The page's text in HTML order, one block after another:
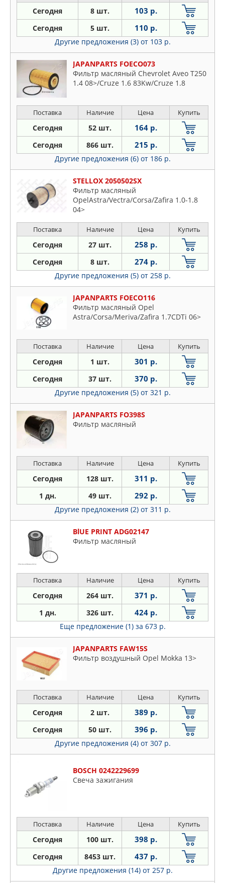
Сегодня 8 шт. 103 р.
Сегодня 5 шт. 110 р.
Другие предложения (3) от 103 р.
JAPANPARTS FOECO073
Фильтр масляный Chevrolet Aveo T250
1.4 08>/Cruze 1.6 83Kw/Cruze 1.8
Поставка Наличие Цена Купить
Сегодня 52 шт. 164 р.
Сегодня 866 шт. 215 р.
Другие предложения (6) от 186 р.
STELLOX 2050502SX
Фильтр масляный
OpelAstra/Vectra/Corsa/Zafira 1.0-1.8
04>
Поставка Наличие Цена Купить
Сегодня 27 шт. 258 р.
Сегодня 8 шт. 274 р.
Другие предложения (5) от 258 р.
JAPANPARTS FOECO116
Фильтр масляный Opel
Astra/Corsa/Meriva/Zafira 1.7CDTi 06>
Поставка Наличие Цена Купить
Сегодня 1 шт. 301 р.
Сегодня 37 шт. 370 р.
Другие предложения (5) от 321 р.
JAPANPARTS FO398S
Фильтр масляный
Поставка Наличие Цена Купить
Сегодня 128 шт. 311 р.
1 дн. 49 шт. 292 р.
Другие предложения (2) от 311 р.
BlUE PRINT ADG02147
Фильтр масляный
Поставка Наличие Цена Купить
Сегодня 264 шт. 371 р.
1 дн. 326 шт. 424 р.
Еще предложение (1) за 673 р.
JAPANPARTS FAW15S
Фильтр воздушный Opel Mokka 13>
Поставка Наличие Цена Купить
Сегодня 2 шт. 389 р.
Сегодня 50 шт. 396 р.
Другие предложения (4) от 307 р.
BOSCH 0242229699
Свеча зажигания
Поставка Наличие Цена Купить
Сегодня 100 шт. 398 р.
Сегодня 8453 шт. 437 р.
Другие предложения (14) от 257 р.